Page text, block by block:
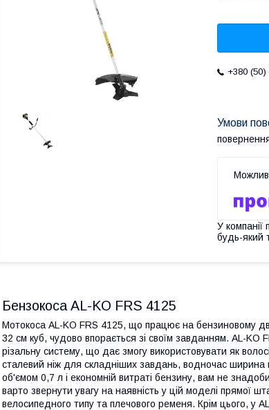
+380 (50)
У компанії
будь-який
Бензокоса AL-KO FRS 4125
Мотокоса AL-KO FRS 4125, що працює на бензиновому
32 см куб, чудово впорається зі своїм завданням. AL-
різальну систему, що дає змогу використовувати як
сталевий ніж для складніших завдань, водночас
об'ємом 0,7 л і економній витраті бензину, вам не
варто звернути увагу на наявність у цій моделі прямої
велосипедного типу та плечового ременя. Крім цього, у